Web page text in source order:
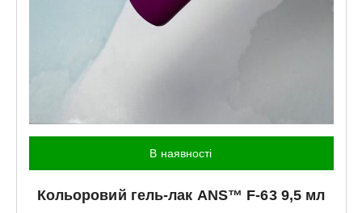
В наявності
Кольоровий гель-лак ANS™ F-63 9,5 мл